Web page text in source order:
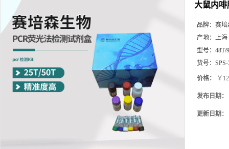
大鼠内啡
品牌： 赛培
产地： 上海
型号： 48T/
货号：
价格： ￥
发布日期：
更新日期：